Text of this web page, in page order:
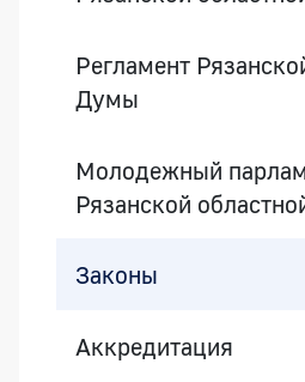
Регламент
Думы
Молодежный
Рязанской
Законы
Аккредитация